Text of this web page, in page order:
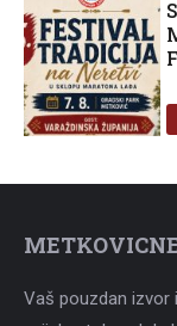
Vaš pouzdan izvor